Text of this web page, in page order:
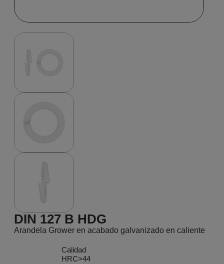
DIN 127 B HDG
Arandela Grower en acabado galvanizado en caliente
Calidad
HRC>44